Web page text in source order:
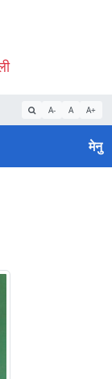
A- A A+
मेनु